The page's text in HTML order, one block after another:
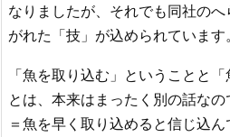
なりましたが、それでも同社の
がれた「技」が込められています。
「魚を取り込む」ということと
とは、本来はまったく別の話な
＝魚を早く取り込めると信じ込